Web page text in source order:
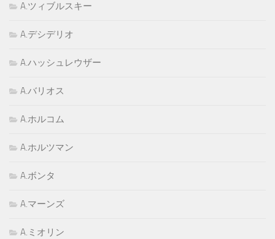
A.ツィブルスキー
A.デシデリオ
A.ハッシュレウザー
A.バリオス
A.ホルコム
A.ホルツマン
A.ボンタ
A.マーンズ
A.ミオリン